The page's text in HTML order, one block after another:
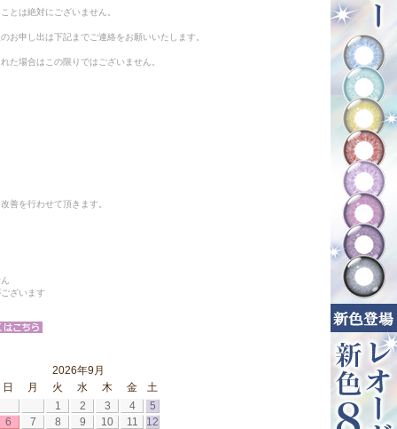
とは絶対にございません。
お申し出は下記までご連絡をお願いいたします。
た場合はこの限りではございません。
善を行わせて頂きます。
ざいます
2026年9月
日
月 火 水 木 金
土
1
2 3 4
5
6
7 8 9 10 11
12